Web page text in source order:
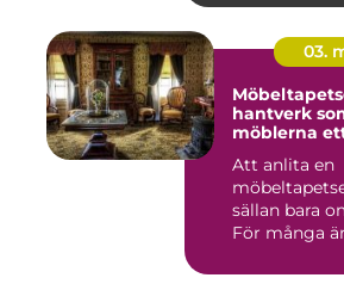
03.
hantverk
möblerna
Att anlita en
sällan bara
För många